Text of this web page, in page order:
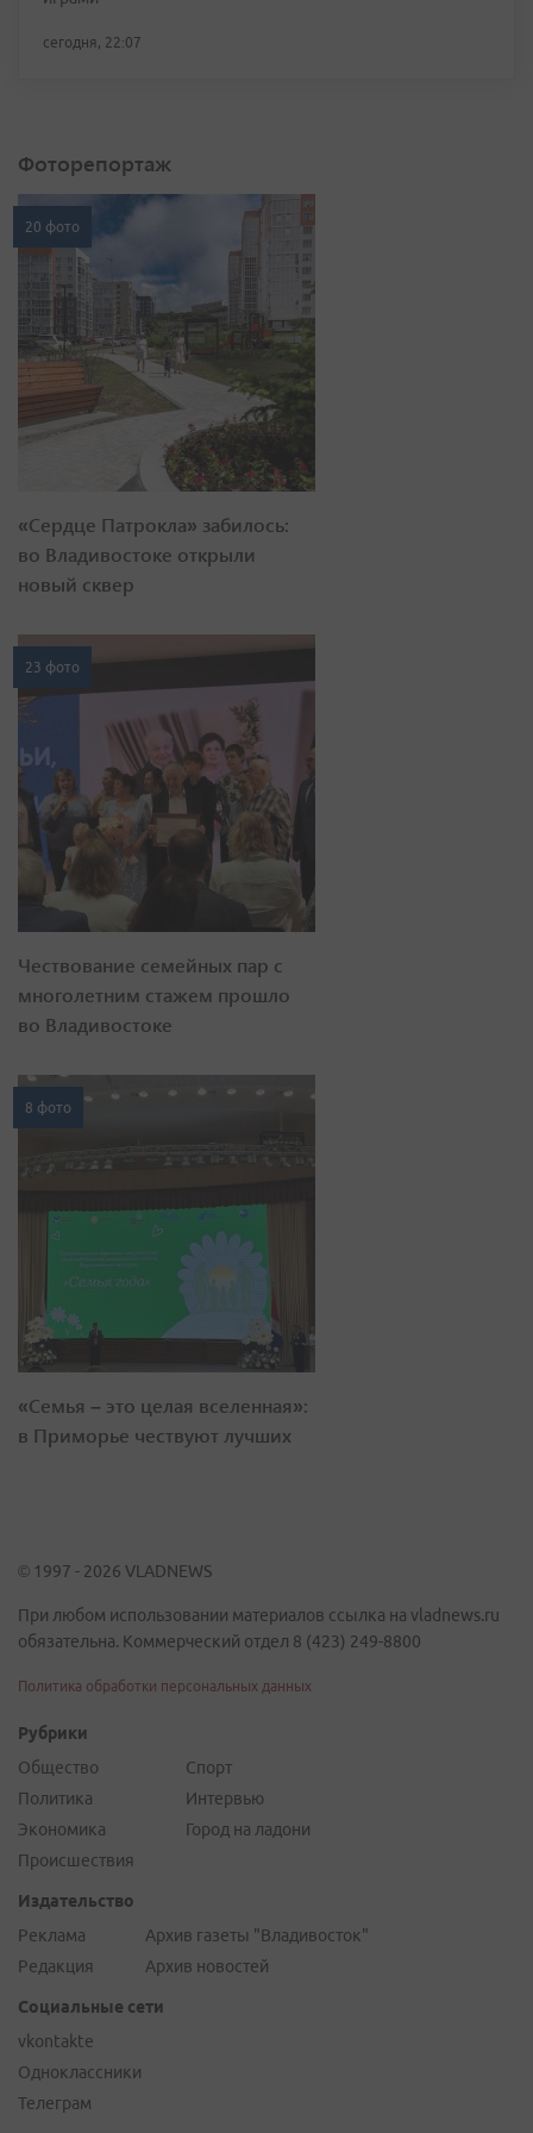
сегодня, 22:07
Фоторепортаж
20 фото
«Сердце Патрокла» забилось:
во Владивостоке открыли
новый сквер
23 фото
Чествование семейных пар с
многолетним стажем прошло
во Владивостоке
8 фото
«Семья – это целая вселенная»:
в Приморье чествуют лучших
© 1997 - 2026 VLADNEWS
При любом использовании материалов ссылка на vladnews.ru
обязательна. Коммерческий отдел 8 (423) 249-8800
Политика обработки персональных данных
Рубрики
Общество
Политика
Экономика
Происшествия
Спорт
Интервью
Город на ладони
Издательство
Реклама
Редакция
Архив газеты "Владивосток"
Архив новостей
Социальные сети
vkontakte
Одноклассники
Телеграм